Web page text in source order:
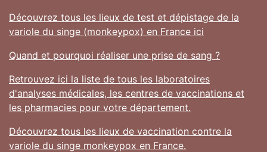
Découvrez tous les lieux de test et dépistage de la
variole du singe (monkeypox) en France ici
Quand et pourquoi réaliser une prise de sang ?
Retrouvez ici la liste de tous les laboratoires
d'analyses médicales, les centres de vaccinations et
les pharmacies pour votre département.
Découvrez tous les lieux de vaccination contre la
variole du singe monkeypox en France.